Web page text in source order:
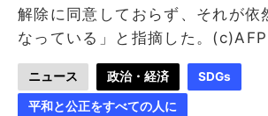
解除に同意しておらず、それが依
なっている」と指摘した。(c)AFP
ニュース 政治・経済 SDGs
平和と公正をすべての人に